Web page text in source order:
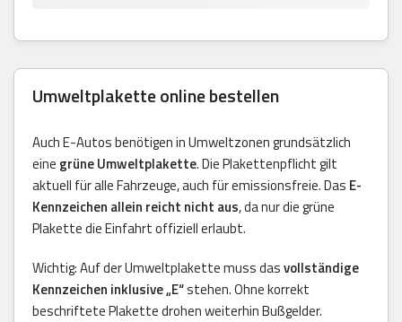
Umweltplakette online bestellen
Auch E-Autos benötigen in Umweltzonen grundsätzlich
eine grüne Umweltplakette. Die Plakettenpflicht gilt
aktuell für alle Fahrzeuge, auch für emissionsfreie. Das E-
Kennzeichen allein reicht nicht aus, da nur die grüne
Plakette die Einfahrt offiziell erlaubt.
Wichtig: Auf der Umweltplakette muss dasvollständige
Kennzeichen inklusive „E“stehen. Ohne korrekt
beschriftete Plakette drohen weiterhin Bußgelder.